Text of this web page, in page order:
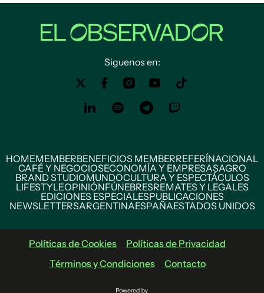
Siguenos en:
HOMEMEMBERBENEFICIOS MEMBERREFERÍNACIONAL
CAFÉ Y NEGOCIOSECONOMÍA Y EMPRESASAGRO
BRAND STUDIOMUNDOCULTURA Y ESPECTÁCULOS
LIFESTYLEOPINIÓNFÚNEBRESREMATES Y LEGALES
EDICIONES ESPECIALESPUBLICACIONES
NEWSLETTERSARGENTINAESPAÑAESTADOS UNIDOS
Políticas de Cookies
Políticas de Privacidad
Términos y Condiciones
Contacto